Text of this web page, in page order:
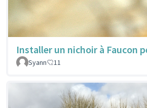
Installer un nichoir à Faucon
Syann
11